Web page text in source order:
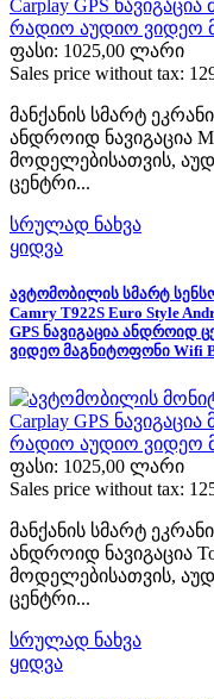
ფასი: 1025,00 ლარი
Sales price without tax:
მანქანის სმარტ
ანდროიდ ნავიგაცია
მოდელებისათვის,
ცენტრი...
სრულად ნახვა
ყიდვა
ავტომობილის სმარტ
Camry T922S Euro Style
GPS ნავიგაცია ანდროიდ
ვიდეო მაგნიტოფონი Wifi
ფასი: 1025,00 ლარი
Sales price without tax:
მანქანის სმარტ
ანდროიდ ნავიგაცია
მოდელებისათვის,
ცენტრი...
სრულად ნახვა
ყიდვა